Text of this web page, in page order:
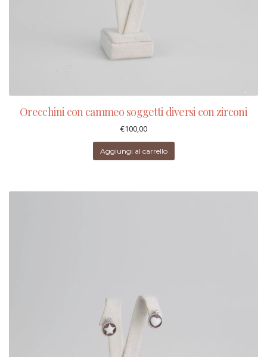
Orecchini con cammeo soggetti diversi con zirconi
€100,00
Aggiungi al carrello